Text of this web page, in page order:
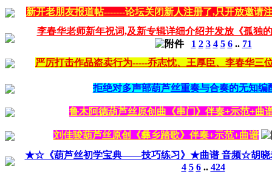
新开老朋友报道帖-------论坛关闭新人注册了,只开放邀请
李春华老师新年祝词,及新专辑详细介绍并发放《孤独
1 2 3 4 5 6.. 71
严厉打击作品盗卖行为-----乔志忱、王厚臣、李春华三
拒绝对多声部葫芦丝重奏与合奏的无知编
鲁木阿德葫芦丝原创曲《串门》伴奏+示范+曲
刘佳骏葫芦丝原创《彝乡踏歌》伴奏+示范+曲谱
★☆《葫芦丝初学宝典——技巧练习》★曲谱 音频☆胡
4 5 6.. 424